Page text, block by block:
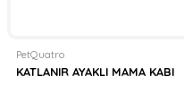
PetQuatro
KATLANIR AYAKLI MAMA KABI